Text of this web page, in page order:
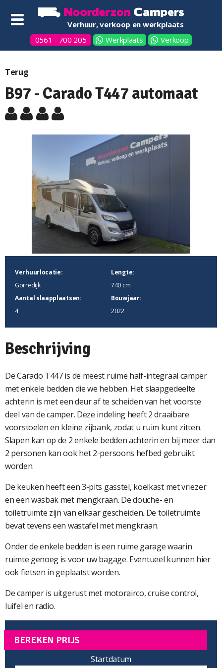
Verhuur, verkoop en werkplaats
0561 - 700 205
Werkplaats Verkoop
Terug
B97 - Carado T447 automaat
Verhuurlocatie:
Gorredijk
Lengte:
740 cm
Aantal slaapplaatsen:
4
Bouwjaar:
2022
Beschrijving
De Carado T447 is de meest ruime half-integraal camper
met enkele bedden die we hebben. Het slaapgedeelte
achterin is met een deur af te scheiden van het voorste
deel van de camper. Deze indeling heeft 2 draaibare
voorstoelen en kleine zijbank, zodat u ruim kunt zitten.
Slapen kan op de 2 enkele bedden achterin en bij meer dan
2 personen kan ook het 2-persoons hefbed gebruikt
worden.
De keuken heeft een 3-pits gasstel, koelkast met vriezer
en een wasbak met mengkraan. De douche- en
toiletruimte zijn van elkaar gescheiden. De toiletruimte
bevat tevens een wastafel met mengkraan.
Onder de enkele bedden is een ruime garage waarin
ruimte genoeg is voor uw bagage. Eventueel kunnen hier
ook fietsen in geplaatst worden.
De camper is uitgerust met motorairco, cruise control,
luifel en radio.
BEREKEN PRIJS
Startdatum